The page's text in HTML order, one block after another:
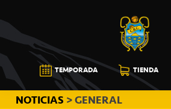
a
la
navegación
principal
al
contenido
principal
a
la
barra
lateral
principal
CB
CANARIAS
TEMPORADA TIENDA
NOTICIAS > GENERAL